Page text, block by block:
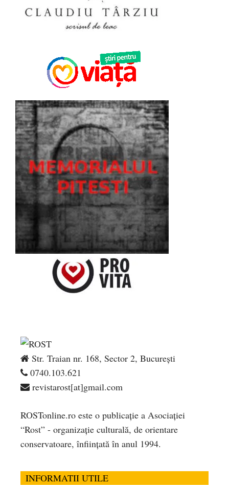
Str. Traian nr. 168, Sector 2, București
0740.103.621
revistarost[at]gmail.com
ROSTonline.ro este o publicaţie a Asociaţiei
“Rost” - organizaţie culturală, de orientare
conservatoare, înfiinţată în anul 1994.
INFORMATII UTILE